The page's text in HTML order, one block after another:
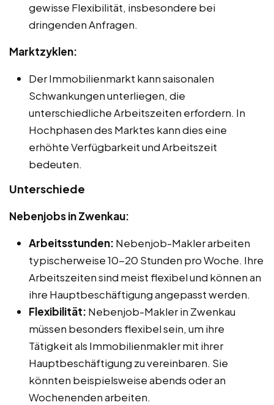
gewisse Flexibilität, insbesondere bei
dringenden Anfragen.
Marktzyklen:
Der Immobilienmarkt kann saisonalen
Schwankungen unterliegen, die
unterschiedliche Arbeitszeiten erfordern. In
Hochphasen des Marktes kann dies eine
erhöhte Verfügbarkeit und Arbeitszeit
bedeuten.
Unterschiede
Nebenjobs in Zwenkau:
Arbeitsstunden: Nebenjob-Makler arbeiten
typischerweise 10-20 Stunden pro Woche. Ihre
Arbeitszeiten sind meist flexibel und können an
ihre Hauptbeschäftigung angepasst werden.
Flexibilität: Nebenjob-Makler in Zwenkau
müssen besonders flexibel sein, um ihre
Tätigkeit als Immobilienmakler mit ihrer
Hauptbeschäftigung zu vereinbaren. Sie
könnten beispielsweise abends oder an
Wochenenden arbeiten.